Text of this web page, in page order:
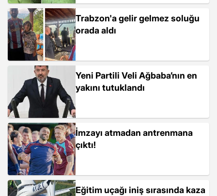
Trabzon'a gelir gelmez soluğu
orada aldı
Yeni Partili Veli Ağbaba’nın en
yakını tutuklandı
İmzayı atmadan antrenmana
çıktı!
Eğitim uçağı iniş sırasında kaza